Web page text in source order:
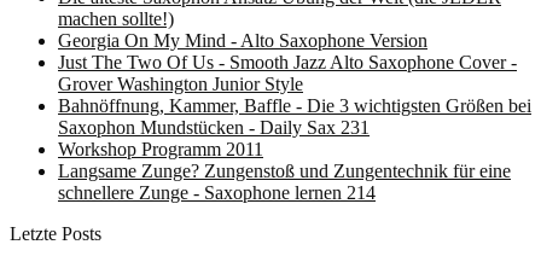
machen sollte!)
Georgia On My Mind - Alto Saxophone Version
Just The Two Of Us - Smooth Jazz Alto Saxophone Cover -
Grover Washington Junior Style
Bahnöffnung, Kammer, Baffle - Die 3 wichtigsten Größen bei
Saxophon Mundstücken - Daily Sax 231
Workshop Programm 2011
Langsame Zunge? Zungenstoß und Zungentechnik für eine
schnellere Zunge - Saxophone lernen 214
Letzte Posts